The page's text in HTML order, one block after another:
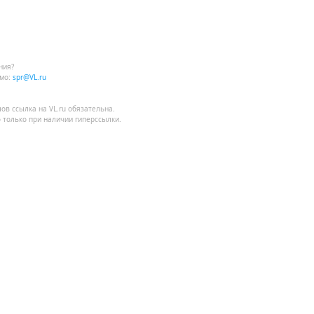
spr@VL.ru
ссылка на VL.ru обязательна.
при наличии гиперссылки.